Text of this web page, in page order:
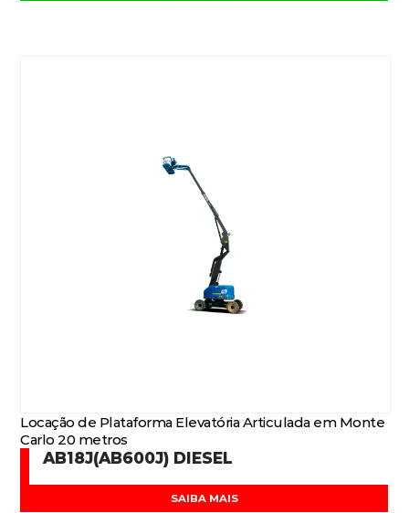
Locação de Plataforma Elevatória Articulada em Monte
Carlo 20 metros
AB18J(AB600J) DIESEL
SAIBA MAIS